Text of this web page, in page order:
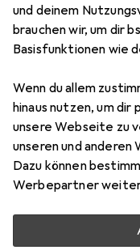
und deinem
brauchen wir, um dir
Basisfunktionen wie
Wenn du allem
hinaus nutzen, um
unsere Webseite zu
unseren und
Dazu können
Werbepartner
Zubehör für
Hier findest du
DUB-M810 aus den
Netzwerkkabel.
Beliebt
Relevanz